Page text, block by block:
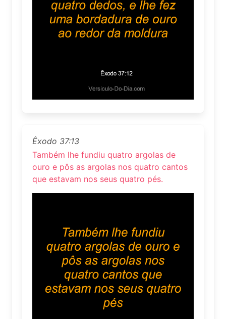
Êxodo 37:13
Também lhe fundiu quatro argolas de
ouro e pôs as argolas nos quatro cantos
que estavam nos seus quatro pés.